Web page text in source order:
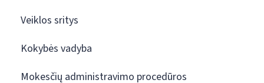
Veiklos sritys
Kokybės vadyba
Mokesčių administravimo procedūros